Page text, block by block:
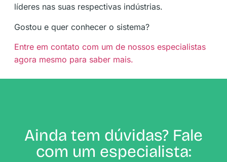
líderes nas suas respectivas indústrias.
Gostou e quer conhecer o sistema?
Entre em contato com um de nossos especialistas
agora mesmo para saber mais.
Ainda tem dúvidas? Fale
com um especialista: